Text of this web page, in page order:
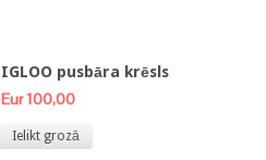
IGLOO pusbāra krēsls
Eur 100,00
Ielikt grozā